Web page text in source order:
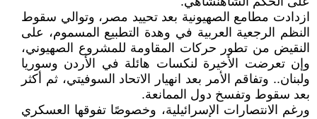
ازدادت مطامع الصهيونية بعد تحييد مصر، وتوالي سقوط
النظم الرجعية العربية في وهدة التطبيع المسموم، على
النقيض من تطور حركات المقاومة للمشروع الصهيوني،
وإن تعرضت الأخيرة لنكسات هائلة في الأردن وسوريا
ولبنان.. وتفاقم الأمر بعد انهيار الاتحاد السوفيتي، ثم أكثر
بعد سقوط وتفسخ دول الممانعة.
ورغم الانتصارات الإسرائيلية، وخصوصًا تفوقها العسكري